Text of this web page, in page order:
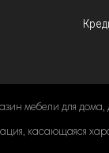
мебели для
касающаяся